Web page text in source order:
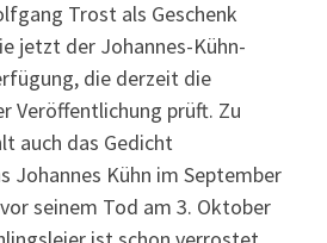
Trost als Geschenk
jetzt der Johannes-Kühn-
die derzeit die
Veröffentlichung prüft. Zu
auch das Gedicht
Johannes Kühn im September
seinem Tod am 3. Oktober